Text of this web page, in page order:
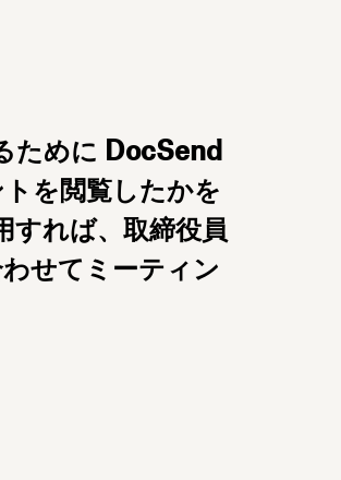
ために DocSend
を閲覧したかを
すれば、取締役員
せてミーティン